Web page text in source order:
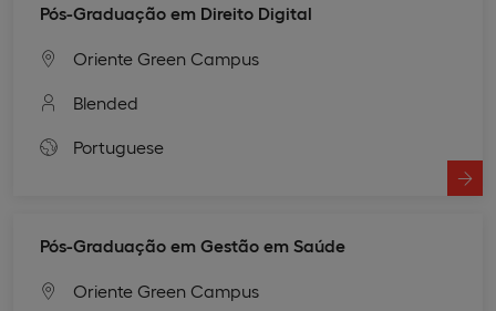
Pós-Graduação em Direito Digital
Oriente Green Campus
Blended
Portuguese
Pós-Graduação em Gestão em Saúde
Oriente Green Campus